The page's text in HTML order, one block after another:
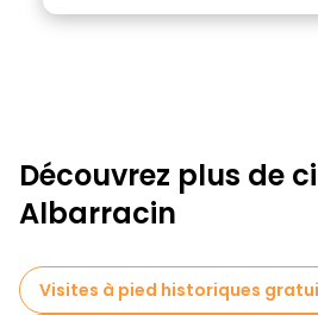
Découvrez plus de
Albarracin
Visites à pied historiques